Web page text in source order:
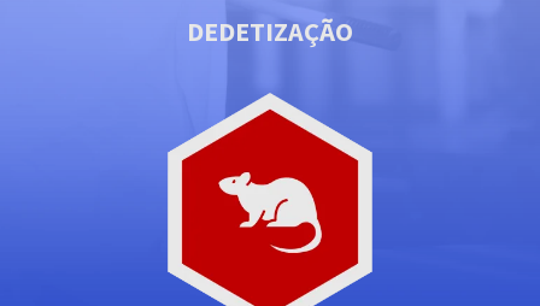
DEDETIZAÇÃO